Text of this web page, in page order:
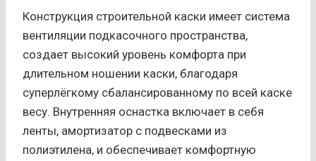
Конструкция строительной каски имеет система
вентиляции подкасочного пространства,
создает высокий уровень комфорта при
длительном ношении каски, благодаря
суперлёгкому сбалансированному по всей каске
весу. Внутренняя оснастка включает в себя
ленты, амортизатор с подвесками из
полиэтилена, и обеспечивает комфортную